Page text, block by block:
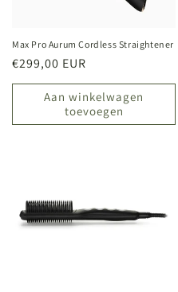
Max Pro Aurum Cordless Straightener
Normale
prijs
€299,00 EUR
Aan winkelwagen
toevoegen